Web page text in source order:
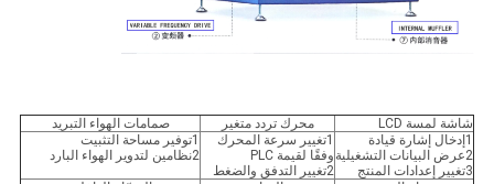
شاشة لمسة LCD محرك تردد متغير
صمامات الهواء التبريد
1إدخال إشارة قيادة
2عرض البيانات التشغيلية
3تغيير إعدادات المنتج
1تغيير سرعة المحرك
وفقًا لقيمة PLC
2تغيير التدفق والضغط
1توفير مساحة التثبيت
2نظامين لتدوير الهواء البارد